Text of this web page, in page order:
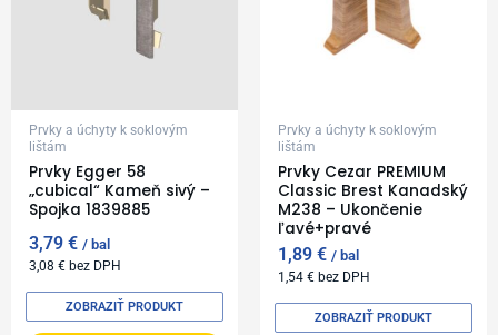
Prvky a úchyty k soklovým
lištám
Prvky Egger 58
„cubical“ Kameň sivý –
Spojka 1839885
3,79€ bal
3,08€ bez DPH
ZOBRAZIŤ PRODUKT
Prvky a úchyty k soklovým
lištám
Prvky Cezar PREMIUM
Classic Brest Kanadský
M238 – Ukončenie
ľavé+pravé
1,89€ bal
1,54€ bez DPH
ZOBRAZIŤ PRODUKT